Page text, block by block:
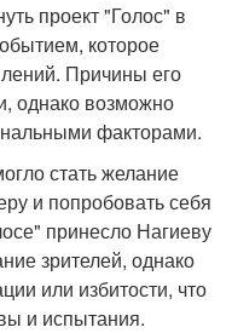
проект "Голос" в
которое
Причины его
однако возможно
факторами.
стать желание
и попробовать себя
принесло Нагиеву
зрителей, однако
или избитости, что
и испытания.